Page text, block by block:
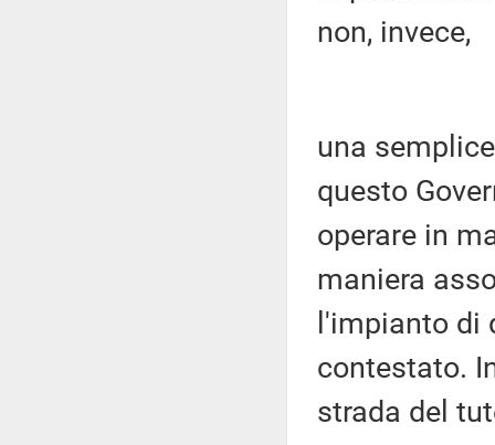
non, invece,
una
questo
operare in
maniera
l'impianto di
contestato.
strada del